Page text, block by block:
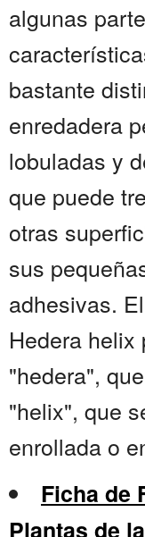
algunas
bastante
enredadera
lobuladas y
que puede
otras
sus
adhesivas.
Hedera
"hedera",
"helix", que
enrollada o
Ficha de
Plantas de